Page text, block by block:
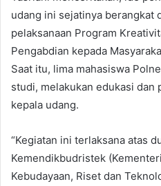
udang ini sejatinya berangkat
pelaksanaan Program
Pengabdian kepada
Saat itu, lima mahasiswa
studi, melakukan edukasi dan
kepala udang.
“Kegiatan ini terlaksana atas
Kemendikbudristek
Kebudayaan, Riset dan